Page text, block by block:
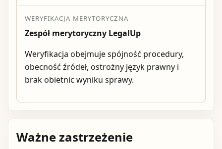
WERYFIKACJA MERYTORYCZNA
Zespół merytoryczny LegalUp
Weryfikacja obejmuje spójność procedury,
obecność źródeł, ostrożny język prawny i
brak obietnic wyniku sprawy.
Ważne zastrzeżenie